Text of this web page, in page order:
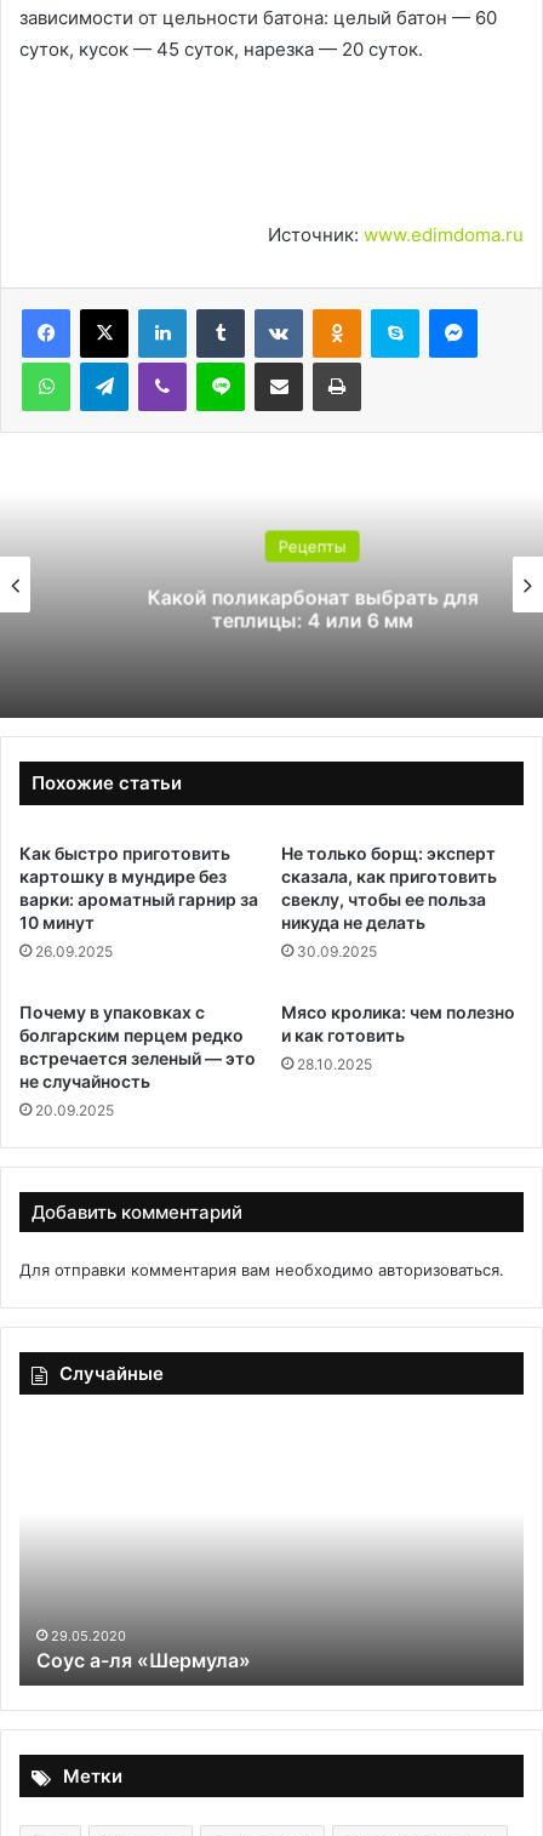
зависимости от цельности батона: целый батон — 60
суток, кусок — 45 суток, нарезка — 20 суток.
Источник: www.edimdoma.ru
LinkedInTumblr ВконтактеОдноклассники
Skype
WhatsAppTelegramViber Line Поделиться через электронную почту Печатать
Рецепты
Какой поликарбонат выбрать для
теплицы: 4 или 6 мм
Похожие статьи
Как быстро приготовить
картошку в мундире без
варки: ароматный гарнир за
10 минут
26.09.2025
Не только борщ: эксперт
сказала, как приготовить
свеклу, чтобы ее польза
никуда не делать
30.09.2025
Почему в упаковках с
болгарским перцем редко
встречается зеленый — это
не случайность
20.09.2025
Мясо кролика: чем полезно
и как готовить
28.10.2025
Добавить комментарий
Для отправки комментария вам необходимо авторизоваться.
Случайные
29.05.2020
Соус а-ля «Шермула»
Метки